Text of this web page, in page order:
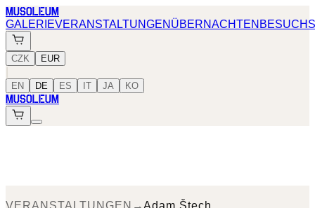
MUSOLEUM
GALERIEVERANSTALTUNGEN ÜBERNACHTEN BESUCH
CZK EUR
EN DE ES IT JA KO
MUSOLEUM
VERANSTALTUNGEN →Adam Štech